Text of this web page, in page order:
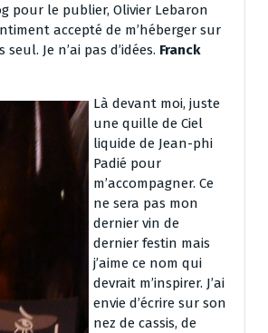
pour le publier, Olivier Lebaron
accepté de m’héberger sur
Je n’ai pas d’idées. Franck
Là devant moi, juste
une quille de Ciel
liquide de Jean-phi
Padié pour
m’accompagner. Ce
ne sera pas mon
dernier vin de
dernier festin mais
j’aime ce nom qui
devrait m’inspirer. J’ai
envie d’écrire sur son
nez de cassis, de